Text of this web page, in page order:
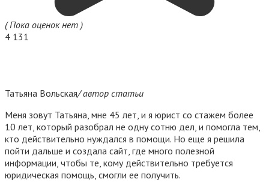
( Пока оценок нет )
4 131
Татьяна Вольская/ автор статьи
Меня зовут Татьяна, мне 45 лет, и я юрист со стажем более
10 лет, который разобрал не одну сотню дел, и помогла тем,
кто действительно нуждался в помощи. Но еще я решила
пойти дальше и создала сайт, где много полезной
информации, чтобы те, кому действительно требуется
юридическая помощь, смогли ее получить.